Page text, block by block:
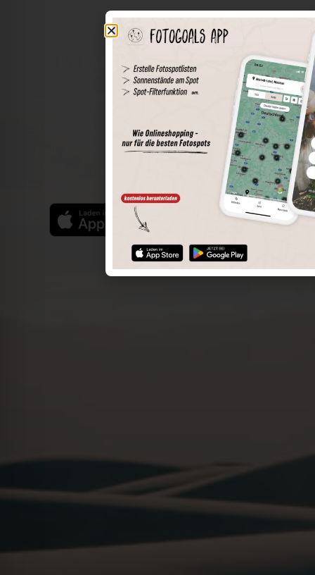
Die Welt der Orte in deiner Tasche
Spots speichern
Sonnenstände am Spot
Spotdetails
Filterfunktion
Finde die besten Fotospots noch einfacher mit unserer
App für iOS und Android und genieße einen größeren